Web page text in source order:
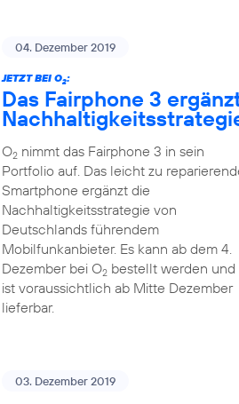
04. Dezember 2019
JETZT BEI O2:
Das Fairphone 3
O2nimmt das Fairphone 3 in sein
Portfolio auf. Das leicht zu
Smartphone ergänzt die
Nachhaltigkeitsstrategie von
Deutschlands führendem
Mobilfunkanbieter. Es kann ab dem 4.
Dezember bei O2bestellt werden und
ist voraussichtlich ab Mitte Dezember
lieferbar.
03. Dezember 2019